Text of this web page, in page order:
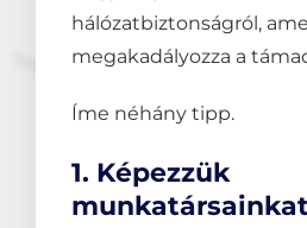
hálózatbiztonságról,
megakadályozza a
Íme néhány tipp.
1. Képezzük